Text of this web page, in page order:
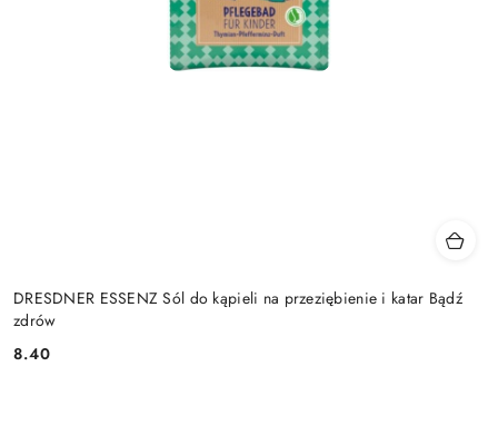
DRESDNER ESSENZ Sól do kąpieli na przeziębienie i katar Bądź
zdrów
Cena:
8.40